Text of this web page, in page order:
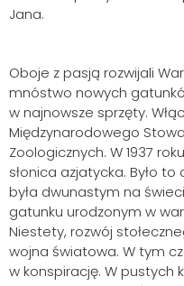
Jana.
Oboje z pasją rozwijali
mnóstwo nowych
w najnowsze sprzęty.
Międzynarodowego
Zoologicznych. W 1937
słonica azjatycka. Było
była dwunastym na
gatunku urodzonym w
Niestety, rozwój
wojna światowa. W tym
w konspirację. W pustych